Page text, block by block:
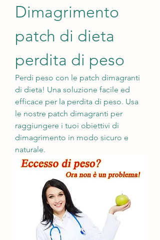
Dimagrimento
patch di dieta
perdita di peso
Perdi peso con le patch dimagranti
di dieta! Una soluzione facile ed
efficace per la perdita di peso. Usa
le nostre patch dimagranti per
raggiungere i tuoi obiettivi di
dimagrimento in modo sicuro e
naturale.